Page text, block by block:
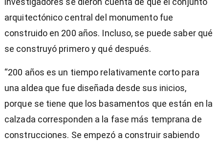
arquitectónico central del monumento fue
construido en 200 años. Incluso, se puede saber qué
se construyó primero y qué después.
“200 años es un tiempo relativamente corto para
una aldea que fue diseñada desde sus inicios,
porque se tiene que los basamentos que están en la
calzada corresponden a la fase más temprana de
construcciones. Se empezó a construir sabiendo